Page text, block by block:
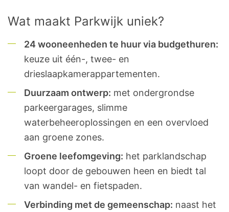
Wat maakt Parkwijk uniek?
24 wooneenheden te huur via budgethuren:
keuze uit één-, twee- en
drieslaapkamerappartementen.
Duurzaam ontwerp: met ondergrondse
parkeergarages, slimme
waterbeheeroplossingen en een overvloed
aan groene zones.
Groene leefomgeving: het parklandschap
loopt door de gebouwen heen en biedt tal
van wandel- en fietspaden.
Verbinding met de gemeenschap: naast het